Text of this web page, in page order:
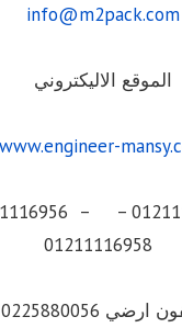
info@m2pack.com
الموقع الاليكتروني
www.engineer-
ارضي 0225880056